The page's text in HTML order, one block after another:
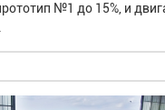
№1 до 15%, и